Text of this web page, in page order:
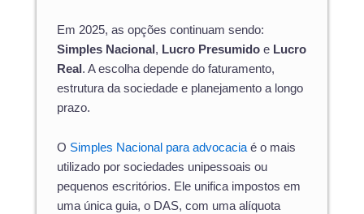
Em 2025, as opções continuam sendo:
Simples Nacional, Lucro Presumido e Lucro
Real. A escolha depende do faturamento,
estrutura da sociedade e planejamento a longo
prazo.
O Simples Nacional para advocacia é o mais
utilizado por sociedades unipessoais ou
pequenos escritórios. Ele unifica impostos em
uma única guia, o DAS, com uma alíquota